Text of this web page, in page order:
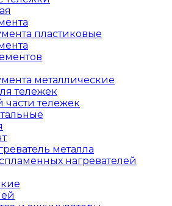
пластиковые
металлические
тележек
тележек
металла
нагревателей